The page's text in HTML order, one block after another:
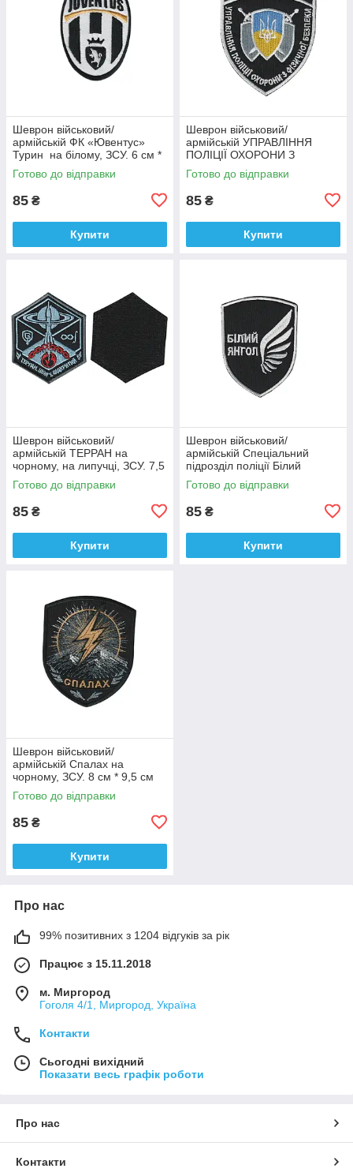
Шеврон військовий/
армійській ФК «Ювентус»
Турин на білому, ЗСУ. 6 см *
9,5 см
Готово до відправки
85 ₴
Купити
Шеврон військовий/
армійській УПРАВЛІННЯ
ПОЛІЦІЇ ОХОРОНИ З
ФІЗИЧНОЇ БЕЗПЕКИ ТИТАН
на чорному, ЗСУ. 8 см * 10
Готово до відправки
85 ₴
Купити
Шеврон військовий/
армійській ТЕРРАН на
чорному, на липучці, ЗСУ. 7,5
см * 9 см
Готово до відправки
85 ₴
Купити
Шеврон військовий/
армійській Спеціальний
підрозділ поліції Білий
янгол на чорному, ЗСУ. 7 см *
9 см
Готово до відправки
85 ₴
Купити
Шеврон військовий/
армійській Спалах на
чорному, ЗСУ. 8 см * 9,5 см
Готово до відправки
85 ₴
Купити
Про нас
99% позитивних з 1204 відгуків за рік
Працює з 15.11.2018
м. Миргород
Гоголя 4/1, Миргород, Україна
Контакти
Сьогодні вихідний
Показати весь графік роботи
Про нас
Контакти